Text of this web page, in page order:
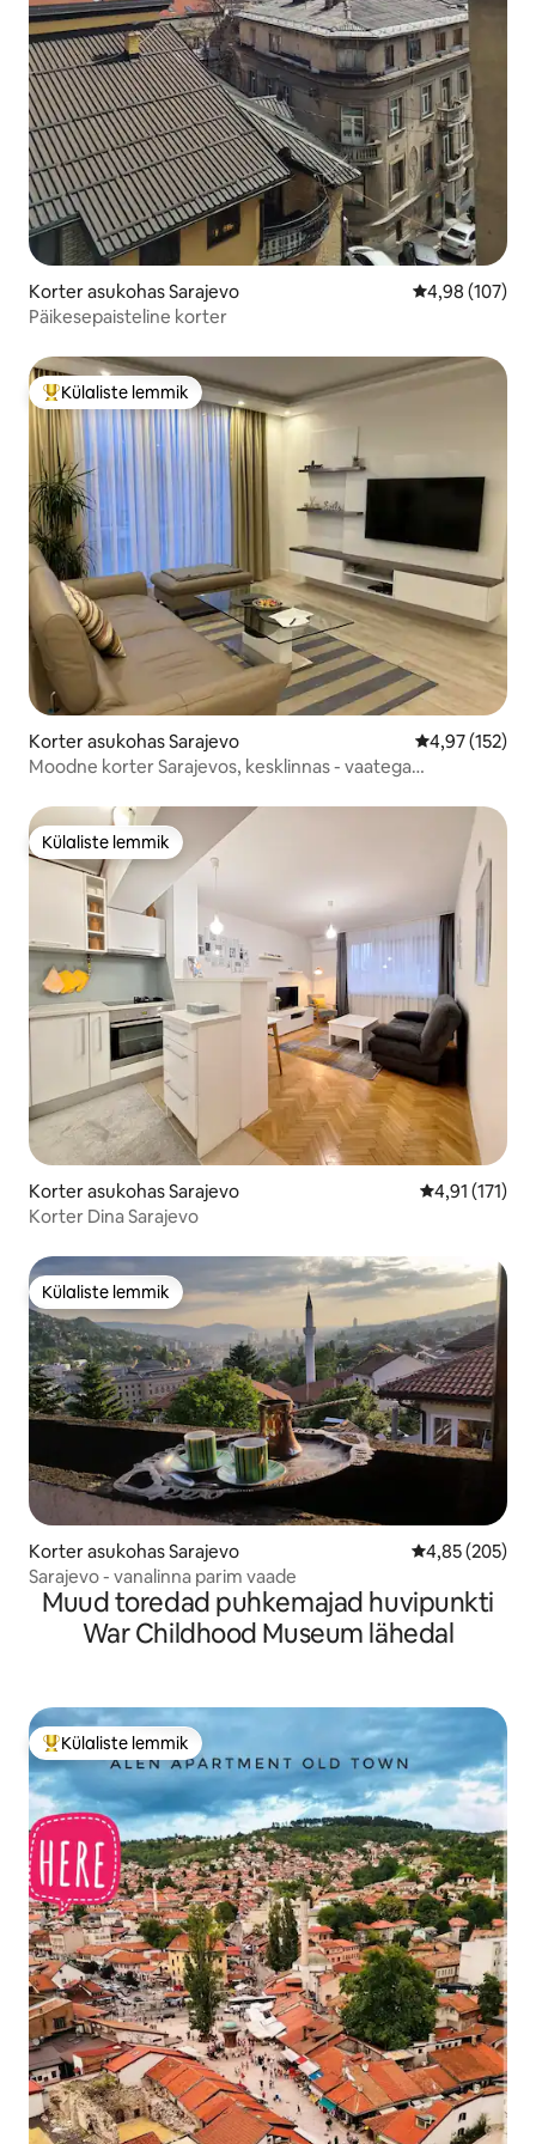
Korter asukohas Sarajevo Keskmine
4,98 (107)
Päikesepaisteline korter
Külaliste suur lemmik
Külaliste lemmik
Korter asukohas Sarajevo Keskmine
4,97 (152)
Moodne korter Sarajevos, kesklinnas - vaatega
Külaliste lemmik
Külaliste lemmik
Korter asukohas Sarajevo Keskmine
4,91 (171)
Korter Dina Sarajevo
Külaliste lemmik
Külaliste lemmik
Korter asukohas Sarajevo Keskmine
4,85 (205)
Sarajevo - vanalinna parim vaade
Muud toredad puhkemajad huvipunkti
War Childhood Museum lähedal
Külaliste suur lemmik
Külaliste lemmik